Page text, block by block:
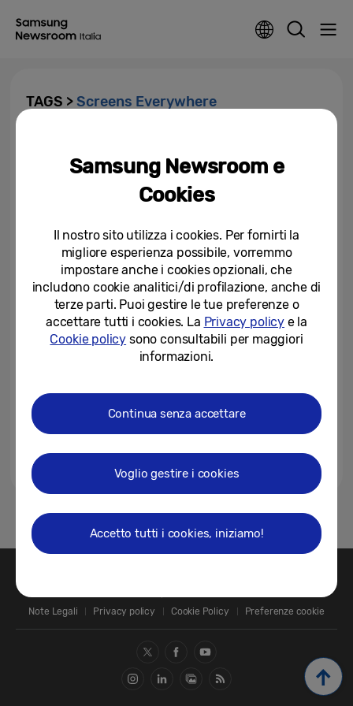
TAGS > Screens Everywhere
intelligente “AI Home” nella
nuova gamma di...
CES 2020 Samsung Electronics
debutta con l’ampliamento delle
linee TV MicroLED, QLED 8K...
05-01-2020
Note Legali
Privacy policy Cookie Policy Preferenze cookie
Samsung Newsroom e
Cookies
Il nostro sito utilizza i cookies. Per fornirti la
migliore esperienza possibile, vorremmo
impostare anche i cookies opzionali, che
includono cookie analitici/di profilazione, anche di
terze parti. Puoi gestire le tue preferenze o
accettare tutti i cookies. La Privacy policye la
Cookie policy sono consultabili per maggiori
informazioni.
Continua senza accettare
Voglio gestire i cookies
Accetto tutti i cookies, iniziamo!